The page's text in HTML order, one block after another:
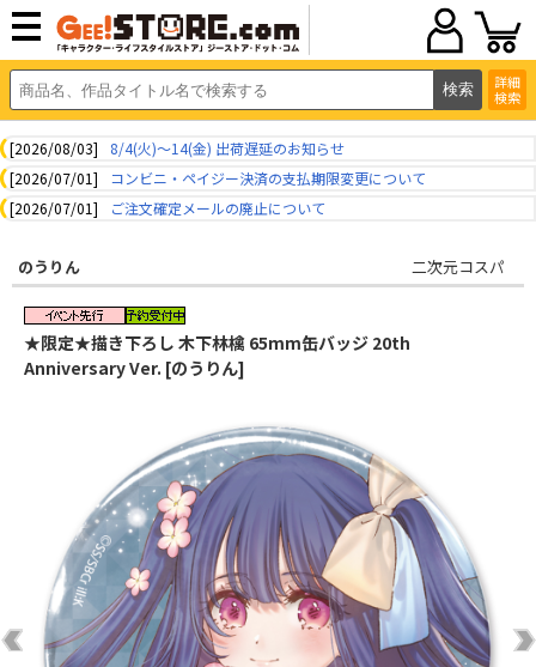
詳細
検索
[2026/08/03]
8/4(火)～14(金) 出荷遅延のお知らせ
[2026/07/01]
コンビニ・ペイジー決済の支払期限変更について
[2026/07/01]
ご注文確定メールの廃止について
のうりん 二次元コスパ
★限定★描き下ろし 木下林檎 65mm缶バッジ 20th
Anniversary Ver. [のうりん]